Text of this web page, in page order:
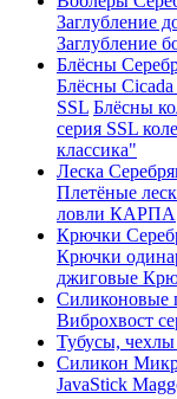
Заглубление
Заглубление
Блёсны
Блёсны
SSL Блёсны
серия SSL
классика"
Леска
Плетёные
ловли КАРПА
Крючки
Крючки
джиговые
Силиконовые
Виброхвост
Тубусы,
Силикон
JavaStick